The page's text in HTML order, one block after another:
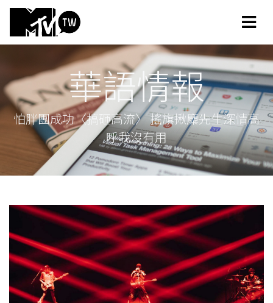
華語情報
怕胖團成功〈搞砸高流〉 搖旗揪麋先生深情高
呼我沒有用